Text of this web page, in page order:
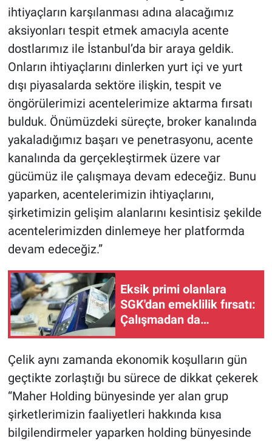
ihtiyaçların karşılanması adına alacağımız
aksiyonları tespit etmek amacıyla acente
dostlarımız ile İstanbul’da bir araya geldik.
Onların ihtiyaçlarını dinlerken yurt içi ve yurt
dışı piyasalarda sektöre ilişkin, tespit ve
öngörülerimizi acentelerimize aktarma fırsatı
bulduk. Önümüzdeki süreçte, broker kanalında
yakaladığımız başarı ve penetrasyonu, acente
kanalında da gerçekleştirmek üzere var
gücümüz ile çalışmaya devam edeceğiz. Bunu
yaparken, acentelerimizin ihtiyaçlarını,
şirketimizin gelişim alanlarını kesintisiz şekilde
acentelerimizden dinlemeye her platformda
devam edeceğiz.”
Eksik primi olanlara
SGK'dan emeklilik fırsatı:
Çalışmadan da
Çelik aynı zamanda ekonomik koşulların gün
geçtikte zorlaştığı bu sürece de dikkat çekerek
“Maher Holding bünyesinde yer alan grup
şirketlerimizin faaliyetleri hakkında kısa
bilgilendirmeler yaparken holding bünyesinde